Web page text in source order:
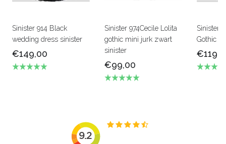
Sinister 914 Black
wedding dress sinister
€149,00
Sinister 974Cecile Lolita
gothic mini jurk zwart
sinister
€99,00
Sinister
Gothic